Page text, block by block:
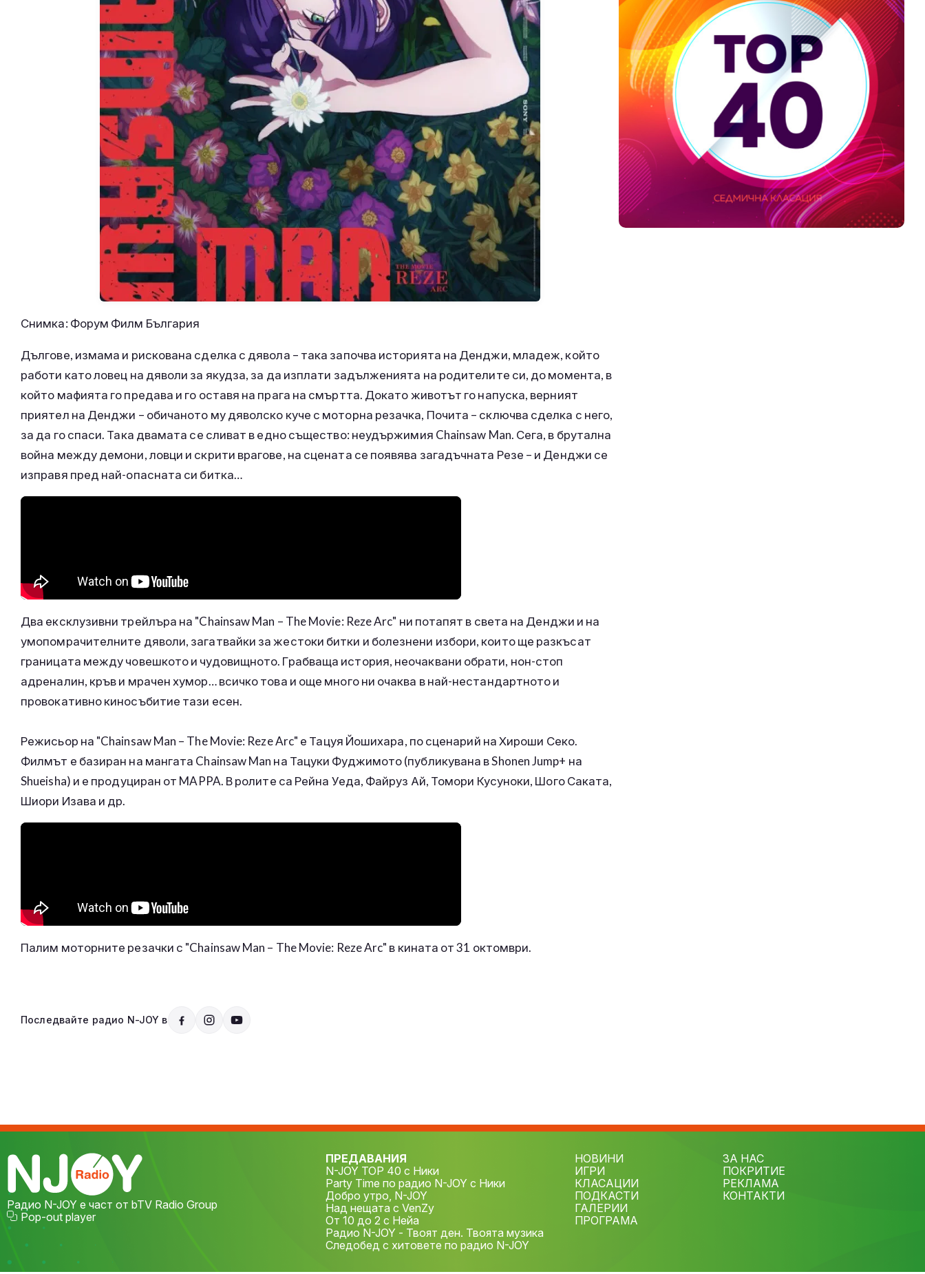
Снимка: Форум Филм България
Дългове, измама и рискована сделка с дявола – така започва историята на Денджи, младеж, който
работи като ловец на дяволи за якудза, за да изплати задълженията на родителите си, до момента, в
който мафията го предава и го оставя на прага на смъртта. Докато животът го напуска, верният
приятел на Денджи – обичаното му дяволско куче с моторна резачка, Почита – сключва сделка с него,
за да го спаси. Така двамата се сливат в едно същество: неудържимия Chainsaw Man. Сега, в брутална
война между демони, ловци и скрити врагове, на сцената се появява загадъчната Резе – и Денджи се
изправя пред най-опасната си битка…
Два ексклузивни трейлъра на "Chainsaw Man – The Movie: Reze Arc" ни потапят в света на Денджи и на
умопомрачителните дяволи, загатвайки за жестоки битки и болезнени избори, които ще разкъсат
границата между човешкото и чудовищното. Грабваща история, неочаквани обрати, нон-стоп
адреналин, кръв и мрачен хумор… всичко това и още много ни очаква в най-нестандартното и
провокативно киносъбитие тази есен.
Режисьор на "Chainsaw Man – The Movie: Reze Arc" е Тацуя Йошихара, по сценарий на Хироши Секо.
Филмът е базиран на мангата Chainsaw Man на Тацуки Фуджимото (публикувана в Shonen Jump+ на
Shueisha) и е продуциран от MAPPA. В ролите са Рейна Уеда, Файруз Ай, Томори Кусуноки, Шого Саката,
Шиори Изава и др.
Палим моторните резачки с "Chainsaw Man – The Movie: Reze Arc" в кината от 31 октомври.
Последвайте радио N-JOY в
Радио N-JOY е част от bTV Radio Group
Pop-out player
ПРЕДАВАНИЯ
N-JOY TOP 40 с Ники
Party Time по радио N-JOY с Ники
Добро утро, N-JOY
Над нещата с VenZy
От 10 до 2 с Нейа
Радио N-JOY - Твоят ден. Твоята музика
Следобед с хитовете по радио N-JOY
НОВИНИ
ИГРИ
КЛАСАЦИИ
ПОДКАСТИ
ГАЛЕРИИ
ПРОГРАМА
ЗА НАС
ПОКРИТИЕ
РЕКЛАМА
КОНТАКТИ